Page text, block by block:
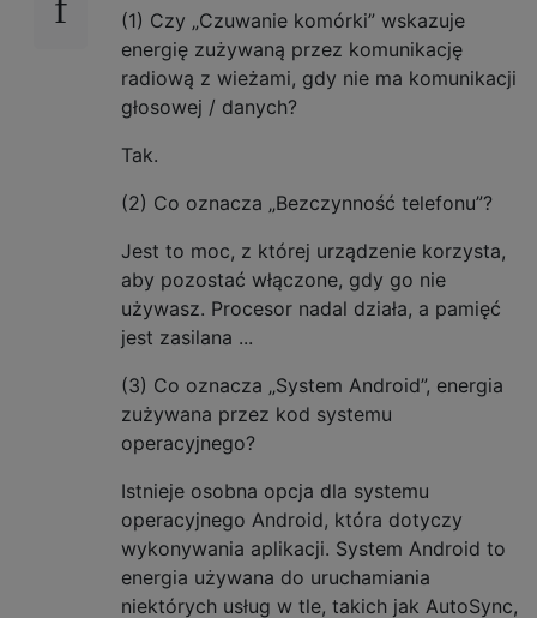
(1) Czy „Czuwanie komórki” wskazuje
energię zużywaną przez komunikację
radiową z wieżami, gdy nie ma komunikacji
głosowej / danych?
Tak.
(2) Co oznacza „Bezczynność telefonu”?
Jest to moc, z której urządzenie korzysta,
aby pozostać włączone, gdy go nie
używasz. Procesor nadal działa, a pamięć
jest zasilana ...
(3) Co oznacza „System Android”, energia
zużywana przez kod systemu
operacyjnego?
Istnieje osobna opcja dla systemu
operacyjnego Android, która dotyczy
wykonywania aplikacji. System Android to
energia używana do uruchamiania
niektórych usług w tle, takich jak AutoSync,